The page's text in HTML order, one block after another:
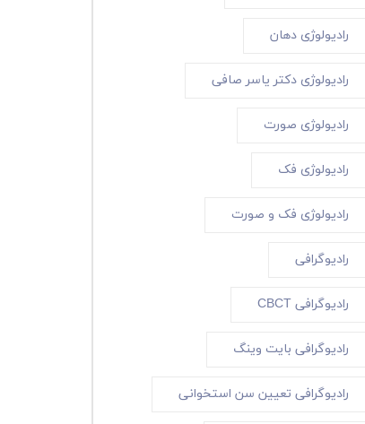
رادیولوژی دهان
رادیولوژی دکتر یاسر صافی
رادیولوژی صورت
رادیولوژی فک
رادیولوژی فک و صورت
رادیوگرافی
رادیوگرافی CBCT
رادیوگرافی بایت وینگ
رادیوگرافی تعیین سن استخوانی